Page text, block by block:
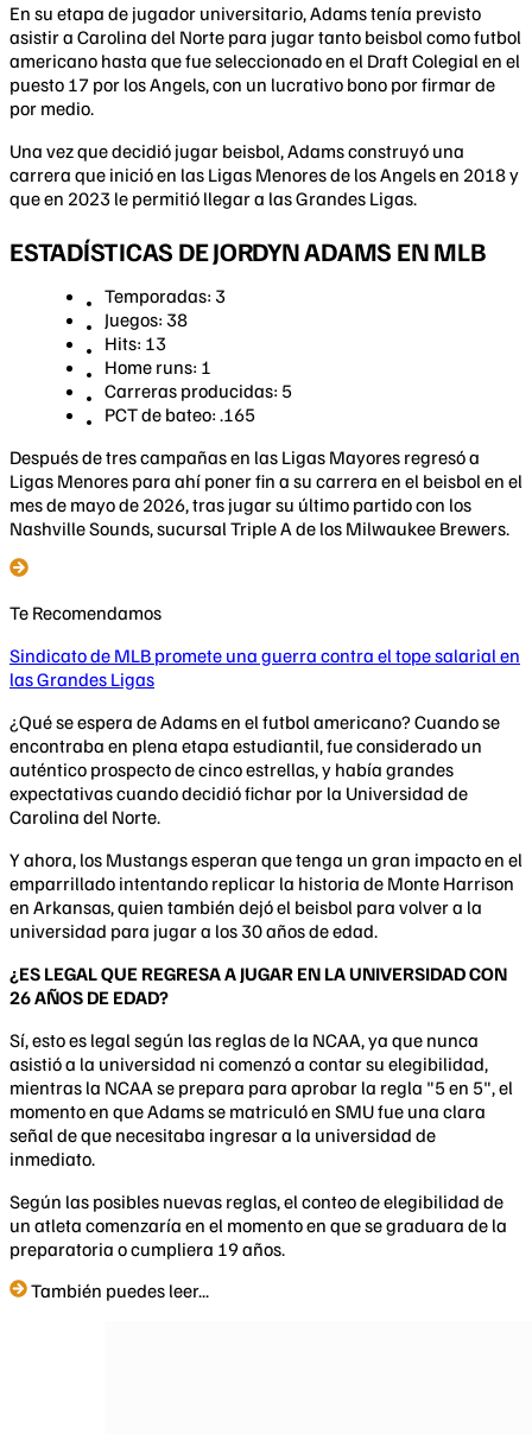
En su etapa de jugador universitario, Adams tenía previsto
asistir a Carolina del Norte para jugar tanto beisbol como futbol
americano hasta que fue seleccionado en el Draft Colegial en el
puesto 17 por los Angels, con un lucrativo bono por firmar de
por medio.
Una vez que decidió jugar beisbol, Adams construyó una
carrera que inició en las Ligas Menores de los Angels en 2018 y
que en 2023 le permitió llegar a las Grandes Ligas.
ESTADÍSTICAS DE JORDYN ADAMS EN MLB
Temporadas: 3
Juegos: 38
Hits: 13
Home runs: 1
Carreras producidas: 5
PCT de bateo: .165
Después de tres campañas en las Ligas Mayores regresó a
Ligas Menores para ahí poner fin a su carrera en el beisbol en el
mes de mayo de 2026, tras jugar su último partido con los
Nashville Sounds, sucursal Triple A de los Milwaukee Brewers.
Te Recomendamos
Sindicato de MLB promete una guerra contra el tope salarial en
las Grandes Ligas
¿Qué se espera de Adams en el futbol americano? Cuando se
encontraba en plena etapa estudiantil, fue considerado un
auténtico prospecto de cinco estrellas, y había grandes
expectativas cuando decidió fichar por la Universidad de
Carolina del Norte.
Y ahora, los Mustangs esperan que tenga un gran impacto en el
emparrillado intentando replicar la historia de Monte Harrison
en Arkansas, quien también dejó el beisbol para volver a la
universidad para jugar a los 30 años de edad.
¿ES LEGAL QUE REGRESA A JUGAR EN LA UNIVERSIDAD CON
26 AÑOS DE EDAD?
Sí, esto es legal según las reglas de la NCAA, ya que nunca
asistió a la universidad ni comenzó a contar su elegibilidad,
mientras la NCAA se prepara para aprobar la regla "5 en 5", el
momento en que Adams se matriculó en SMU fue una clara
señal de que necesitaba ingresar a la universidad de
inmediato.
Según las posibles nuevas reglas, el conteo de elegibilidad de
un atleta comenzaría en el momento en que se graduara de la
preparatoria o cumpliera 19 años.
También puedes leer...